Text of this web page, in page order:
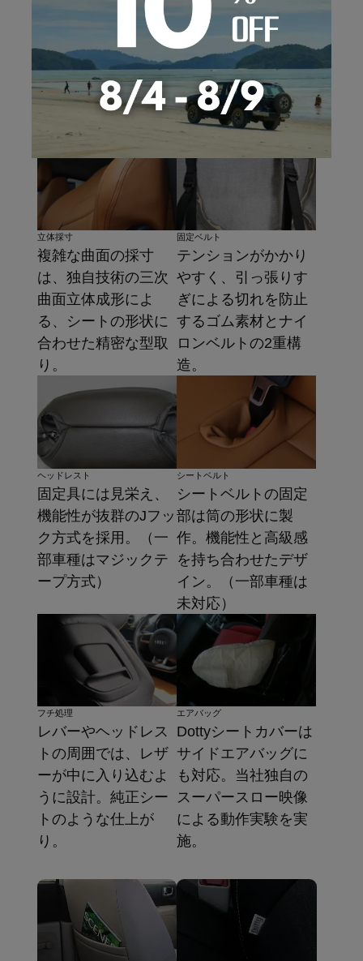
製品の特長
Product Features
立体採寸
複雑な曲面の採寸
は、独自技術の三次
曲面立体成形によ
る、シートの形状に
合わせた精密な型取
り。
固定ベルト
テンションがかかり
やすく、引っ張りす
ぎによる切れを防止
するゴム素材とナイ
ロンベルトの2重構
造。
ヘッドレスト
固定具には見栄え、
機能性が抜群のJフッ
ク方式を採用。（一
部車種はマジックテ
ープ方式）
シートベルト
シートベルトの固定
部は筒の形状に製
作。機能性と高級感
を持ち合わせたデザ
イン。（一部車種は
未対応）
フチ処理
レバーやヘッドレス
トの周囲では、レザ
ーが中に入り込むよ
うに設計。純正シー
トのような仕上が
り。
エアバッグ
Dottyシートカバーは
サイドエアバッグに
も対応。当社独自の
スーパースロー映像
による動作実験を実
施。